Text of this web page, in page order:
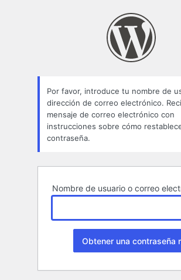
Por favor, introduce tu nombre de
dirección de correo electrónico.
mensaje de correo electrónico con
instrucciones sobre cómo
contraseña.
Nombre de usuario o correo